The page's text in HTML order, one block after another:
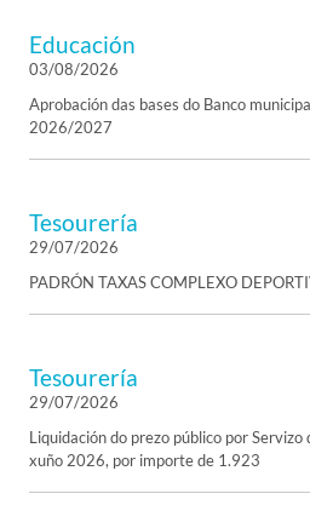
Educación
03/08/2026
Aprobación das bases do Banco
2026/2027
Tesourería
29/07/2026
PADRÓN TAXAS COMPLEXO
Tesourería
29/07/2026
Liquidación do prezo público por
xuño 2026, por importe de 1.923